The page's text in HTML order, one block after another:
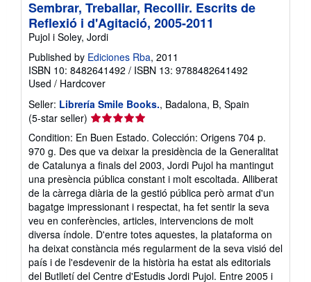
Sembrar, Treballar, Recollir. Escrits de
Reflexió i d'Agitació, 2005-2011
Pujol i Soley, Jordi
Published by Ediciones Rba, 2011
ISBN 10: 8482641492 / ISBN 13: 9788482641492
Used / Hardcover
Seller: Librería Smile Books., Badalona, B, Spain
(5-star seller) Seller
rating
5
out
of
5
stars
Condition: En Buen Estado. Colección: Origens 704 p.
970 g. Des que va deixar la presidència de la Generalitat
de Catalunya a finals del 2003, Jordi Pujol ha mantingut
una presència pública constant i molt escoltada. Alliberat
de la càrrega diària de la gestió pública però armat d'un
bagatge impressionant i respectat, ha fet sentir la seva
veu en conferències, articles, intervencions de molt
diversa índole. D'entre totes aquestes, la plataforma on
ha deixat constància més regularment de la seva visió del
país i de l'esdevenir de la història ha estat als editorials
del Butlletí del Centre d'Estudis Jordi Pujol. Entre 2005 i